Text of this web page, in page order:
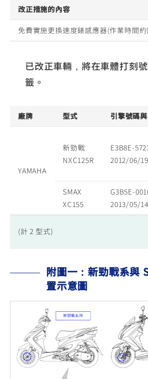
改正措施的內容
免費實施更換速度錶感應器(作業時間
已改正車輛，將在車體打刻
籤。
廠牌 型式 引擎號碼
YAMAHA
新勁戰
NXC125R
E3B8E-
2012/06/
SMAX
XC155
G3B5E-
2013/05/
(計 2 型式)
附圖一：新勁戰系與
置示意圖